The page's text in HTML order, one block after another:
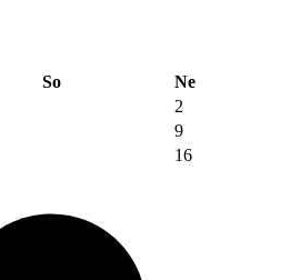
So
Ne
2
9
16